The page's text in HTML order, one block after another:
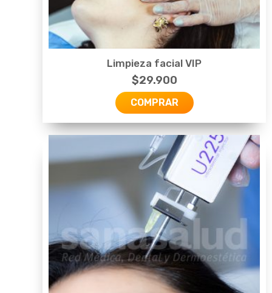
Limpieza facial VIP
$29.900
COMPRAR